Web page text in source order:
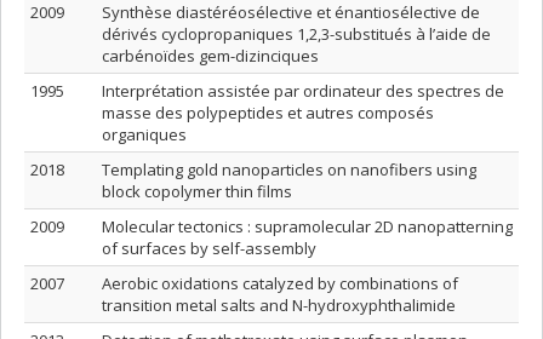
2009
Synthèse diastéréosélective et énantiosélective de
dérivés cyclopropaniques 1,2,3-substitués à l’aide de
carbénoïdes gem-dizinciques
1995
Interprétation assistée par ordinateur des spectres de
masse des polypeptides et autres composés
organiques
2018
Templating gold nanoparticles on nanofibers using
block copolymer thin films
2009
Molecular tectonics : supramolecular 2D nanopatterning
of surfaces by self-assembly
2007
Aerobic oxidations catalyzed by combinations of
transition metal salts and N-hydroxyphthalimide